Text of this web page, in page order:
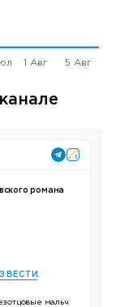
романа
ВЕСТИ
мальч